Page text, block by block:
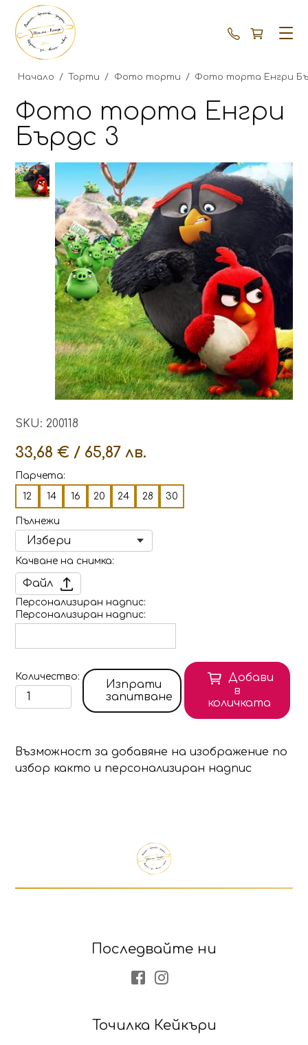
+359 87
Начало / Торти / Фото торти / Фото торта Енгри
Фото торта Енгри
Бърдс 3
SKU: 200118
33,68 € / 65,87 лв.
Парчета:
12
14 16 20 24 28 30
Пълнежи
Качване на снимка
Файл
Персонализиран надпис
Персонализиран надпис
Количество
Изпрати
запитване
Добави
в
количката
Възможност за добавяне на изображение по
избор както и персонализиран надпис
Точилка Кейкъри
Последвайте ни
Facebook